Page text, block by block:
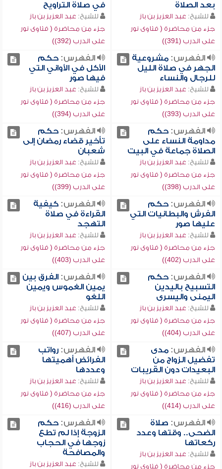
بعد الصلاة
للشيخ: عبد العزيز بن باز
جزء من محاضرة ( فتاوى نور
على الدرب (391))
في صلاة التراويح
للشيخ: عبد العزيز بن باز
جزء من محاضرة ( فتاوى نور
على الدرب (392))
الفهرس:مشروعية
الجهر في صلاة الليل
للرجال والنساء
للشيخ: عبد العزيز بن باز
جزء من محاضرة ( فتاوى نور
على الدرب (393))
الفهرس:حكم
الأكل في الأواني التي
فيها صور
للشيخ: عبد العزيز بن باز
جزء من محاضرة ( فتاوى نور
على الدرب (394))
الفهرس:حكم
مداومة النساء على
الصلاة جماعة في البيت
للشيخ: عبد العزيز بن باز
جزء من محاضرة ( فتاوى نور
على الدرب (398))
الفهرس:حكم
تأخير قضاء رمضان إلى
شعبان
للشيخ: عبد العزيز بن باز
جزء من محاضرة ( فتاوى نور
على الدرب (399))
الفهرس:حكم
الفرش والبطانيات التي
عليها صور
للشيخ: عبد العزيز بن باز
جزء من محاضرة ( فتاوى نور
على الدرب (402))
الفهرس:كيفية
القراءة في صلاة
التهجد
للشيخ: عبد العزيز بن باز
جزء من محاضرة ( فتاوى نور
على الدرب (403))
الفهرس:حكم
التسبيح باليدين
اليمنى واليسرى
للشيخ: عبد العزيز بن باز
جزء من محاضرة ( فتاوى نور
على الدرب (404))
الفهرس:الفرق بين
يمين الغموس ويمين
اللغو
للشيخ: عبد العزيز بن باز
جزء من محاضرة ( فتاوى نور
على الدرب (407))
الفهرس:مدى
تفضيل الزواج من
البعيدات دون القريبات
للشيخ: عبد العزيز بن باز
جزء من محاضرة ( فتاوى نور
على الدرب (414))
الفهرس:رواتب
الفرائض أهميتها
وعددها
للشيخ: عبد العزيز بن باز
جزء من محاضرة ( فتاوى نور
على الدرب (416))
الفهرس: صلاة
الضحى.. وقتها وعدد
ركعاتها
للشيخ: عبد العزيز بن باز
جزء من محاضرة ( فتاوى نور
الفهرس:حكم
الزوجة إذا لم تطع
زوجها في الحجاب
والمصافحة
للشيخ: عبد العزيز بن باز